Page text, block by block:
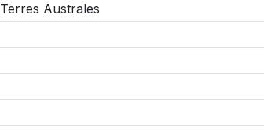
Terres Australes